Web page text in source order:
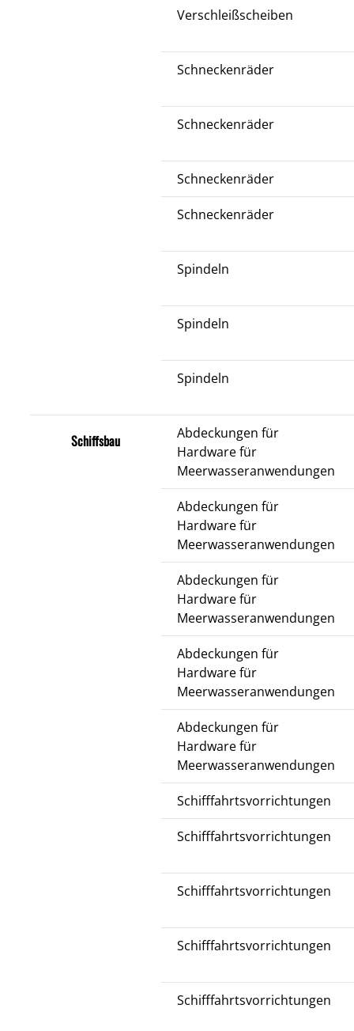
Verschleißscheiben
Schneckenräder
Schneckenräder
Schneckenräder
Schneckenräder
Spindeln
Spindeln
Spindeln
Schiffsbau
Abdeckungen für
Hardware für
Meerwasseranwendungen
Abdeckungen für
Hardware für
Meerwasseranwendungen
Abdeckungen für
Hardware für
Meerwasseranwendungen
Abdeckungen für
Hardware für
Meerwasseranwendungen
Abdeckungen für
Hardware für
Meerwasseranwendungen
Schifffahrtsvorrichtungen
Schifffahrtsvorrichtungen
Schifffahrtsvorrichtungen
Schifffahrtsvorrichtungen
Schifffahrtsvorrichtungen